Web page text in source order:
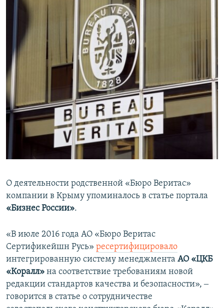
О деятельности родственной «Бюро Веритас»
компании в Крыму упоминалось в статье портала
«Бизнес России».
«В июле 2016 года АО «Бюро Веритас
Сертификейшн Русь» ресертифицировало
интегрированную систему менеджмента АО «ЦКБ
«Коралл» на соответствие требованиям новой
редакции стандартов качества и безопасности», ‒
говорится в статье о сотрудничестве